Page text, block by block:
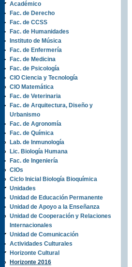
Académico
Fac. de Derecho
Fac. de CCSS
Fac. de Humanidades
Instituto de Música
Fac. de Enfermería
Fac. de Medicina
Fac. de Psicología
CIO Ciencia y Tecnología
CIO Matemática
Fac. de Veterinaria
Fac. de Arquitectura, Diseño y
Urbanismo
Fac. de Agronomía
Fac. de Química
Lab. de Inmunología
Lic. Biología Humana
Fac. de Ingeniería
CIOs
Ciclo Inicial Biología Bioquímica
Unidades
Unidad de Educación Permanente
Unidad de Apoyo a la Enseñanza
Unidad de Cooperación y Relaciones
Internacionales
Unidad de Comunicación
Actividades Culturales
Horizonte Cultural
Horizonte 2016